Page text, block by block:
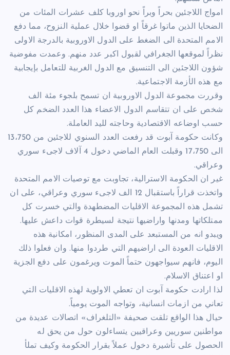
امواج اللاجئين بحراً وبراً نحو اوروبا كلف عشرات المئات من
الضحايا الذين ماتوا غرقاً او قضوا خلال عملية النزوح، مما دفع
الامم المتحدة الى الضغط على الدول الاوروبية بالدرجة الاولى
نظراً لموقعها الجغرافي لقبول اكبر عدد منهم. وعمدت مفوضية
شؤون اللاجئين الى التنسيق مع الدول الغربية للتعامل بإيجابية
مع هذه الأزمة الاجتماعية.
وقررت مجموعة الدول الاوروبية ان تسمح بلجوء مئة الف
شخص على ان تتقاسم الدول الاعضاء هذا العدد الضخم كل
حسب اوضاعه الاقتصادية وحاجته لليد العاملة.
وكانت حكومة آبوت قد رفعت العدد السنوي للاجئين من 13،750
الى 17،750 وقبلت العام الماضي دخول 4 آلاف لاجىء سوري
وعراقي.
غير ان الحكومة الاسترالية، تجاوبت مع توصيات الامم المتحدة
واتخذت قراراً باستقبال 12 الف لاجىء سوري وعراقي، على ان
تشمل هذه المجموعة الاقليات المضطهدة والتي خسرت كل
ممتلكاتها ومدنها واراضيها نتيجة لسيطرة قوات داعش عليها.
ويبدو انه من المستبعد على المدى المنظور، امكانية هذه
الاقليات العودة الى اراضيهم التي طردوا منها. وان فعلوا ذلك
اليوم، فانهم سيواجهون حتماً الموت ويرغمون على دفع الجزية
او اعتناق الاسلام.
لذا ارادت حكومة آبوت ان تعطي الاولوية لهذه الاقليات التي
تعاني من ازمات انسانية، وتواجه الموت يومياً.
حيال هذا الواقع تلقت صحيفة «التلغراف» اتصالات عديدة من
مواطنين سوريين وعراقيين يتساءلون حول من يحق له
الحصول على تأشيرة دخول عملاً بقرار الحكومة وكيف تملأ